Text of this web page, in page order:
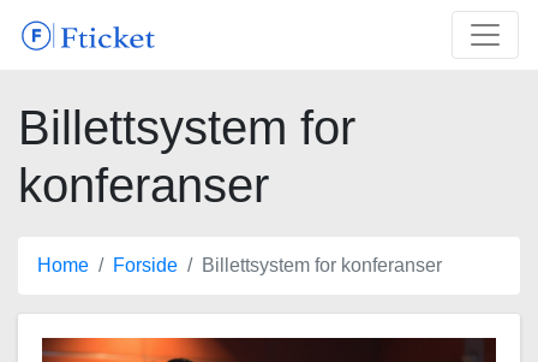
Billettsystem for
konferanser
Home Forside Billettsystem for konferanser